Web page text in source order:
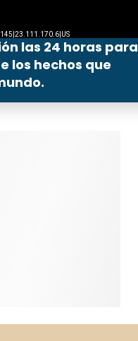
las 24 horas para
los hechos que